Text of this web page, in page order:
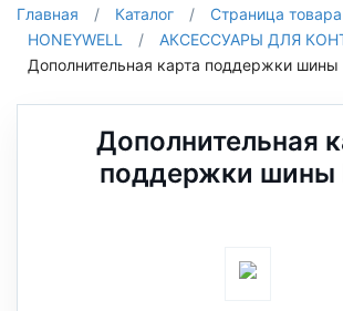
Главная / Каталог / Страница товара
HONEYWELL
/ АКСЕССУАРЫ ДЛЯ
Дополнительная карта поддержки шины
Дополнительная
поддержки шины